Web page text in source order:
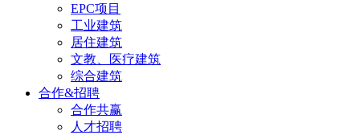
EPC项目
工业建筑
居住建筑
文教、医疗建筑
综合建筑
合作&招聘
合作共赢
人才招聘